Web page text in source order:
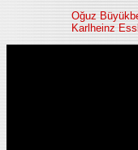
Oğuz
Karlheinz Essl